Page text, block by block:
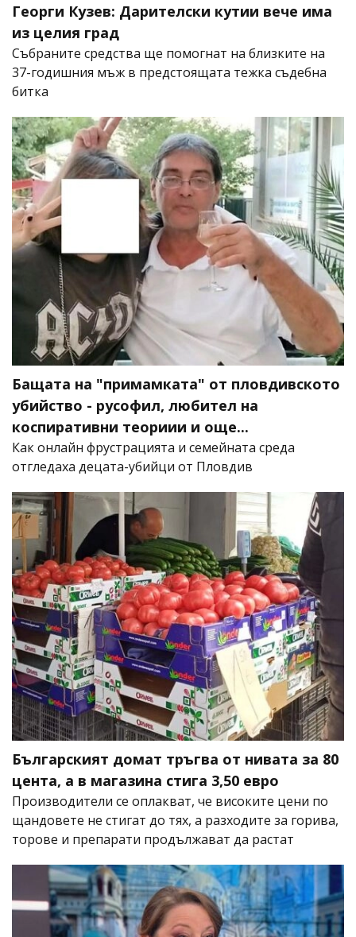
Георги Кузев: Дарителски кутии вече има
из целия град
Събраните средства ще помогнат на близките на
37-годишния мъж в предстоящата тежка съдебна
битка
Бащата на "примамката" от пловдивското
убийство - русофил, любител на
коспиративни теориии и още...
Как онлайн фрустрацията и семейната среда
отгледаха децата-убийци от Пловдив
Българският домат тръгва от нивата за 80
цента, а в магазина стига 3,50 евро
Производители се оплакват, че високите цени по
щандовете не стигат до тях, а разходите за горива,
торове и препарати продължават да растат